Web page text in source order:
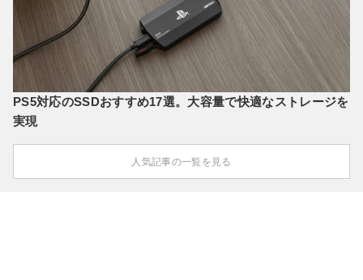
PS5対応のSSDおすすめ17選。大容量で快適なストレージを
実現
人気記事の一覧を見る